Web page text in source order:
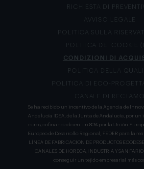
RICHIESTA DI
AVVISO LEGALE
POLITICA SULLA
POLITICA DEI COOKIE
CONDIZIONI DI
POLITICA DELLA
POLITICA DI ECO-
CANALE DI RECLAMO
Se ha recibido un incentivo de la Agencia de
Andalucía IDEA, de la Junta de Andalucía, por un
euros, cofinanciado en un 80% por la Unión
Europeo de Desarrollo Regional, FEDER para la
LÍNEA DE FABRICACION DE PRODUCTOS
CANALES DE HORECA, INDUSTRIA Y
conseguir un tejido empresarial más